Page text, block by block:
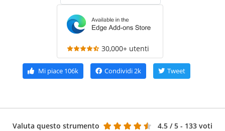
30,000+ utenti
Mi piace 106k Condividi2k Tweet
Valuta questo strumento 4.5 / 5 - 133 voti